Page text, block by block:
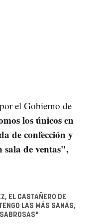
el Gobierno de
los únicos en
de confección y
sala de ventas",
EL CASTAÑERO DE
LAS MÁS SANAS,